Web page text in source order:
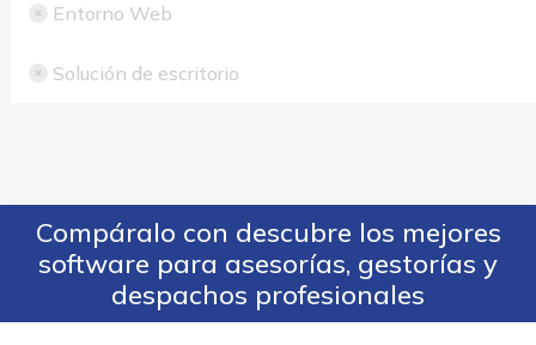
Entorno Web
Solución de escritorio
Compáralo con descubre los mejores
software para asesorías, gestorías y
despachos profesionales